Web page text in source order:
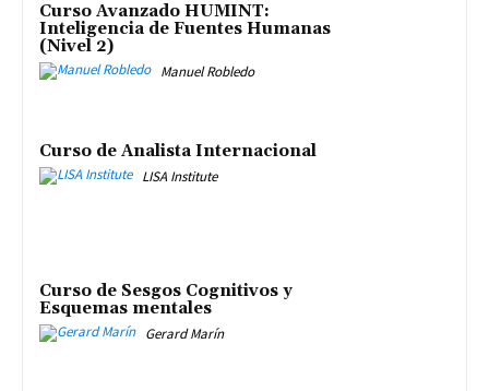
Curso Avanzado HUMINT:
Inteligencia de Fuentes Humanas
(Nivel 2)
Manuel Robledo
Curso de Analista Internacional
LISA Institute
Curso de Sesgos Cognitivos y
Esquemas mentales
Gerard Marín